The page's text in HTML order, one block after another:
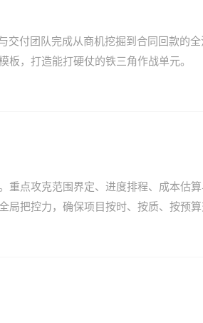
交付团队完成从商机挖掘到合同回款的
板，打造能打硬仗的铁三角作战单元。
点攻克范围界定、进度排程、成本估算
局把控力，确保项目按时、按质、按预